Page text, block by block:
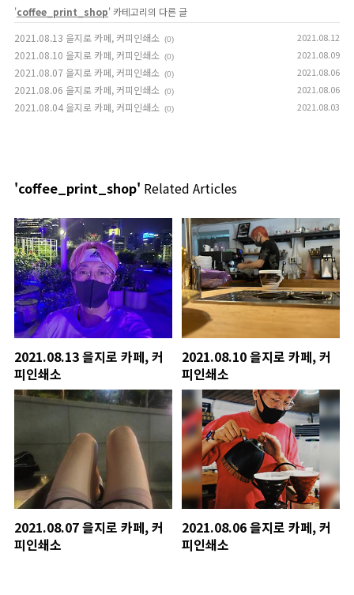
'coffee_print_shop' 카테고리의 다른 글
2021.08.13 을지로 카페, 커피인쇄소 (0) 2021.08.12
2021.08.10 을지로 카페, 커피인쇄소 (0) 2021.08.09
2021.08.07 을지로 카페, 커피인쇄소 (0) 2021.08.06
2021.08.06 을지로 카페, 커피인쇄소 (0) 2021.08.06
2021.08.04 을지로 카페, 커피인쇄소 (0) 2021.08.03
'coffee_print_shop' Related Articles
2021.08.13 을지로 카페, 커
피인쇄소
2021.08.10 을지로 카페, 커
피인쇄소
2021.08.07 을지로 카페, 커
피인쇄소
2021.08.06 을지로 카페, 커
피인쇄소